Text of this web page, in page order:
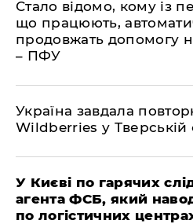
Стало відомо, кому із
що працюють,
продовжать допомогу
– ПФУ
Україна завдала
Wildberries у Тверській
У Києві по гарячих
агента ФСБ, який
по логістичних